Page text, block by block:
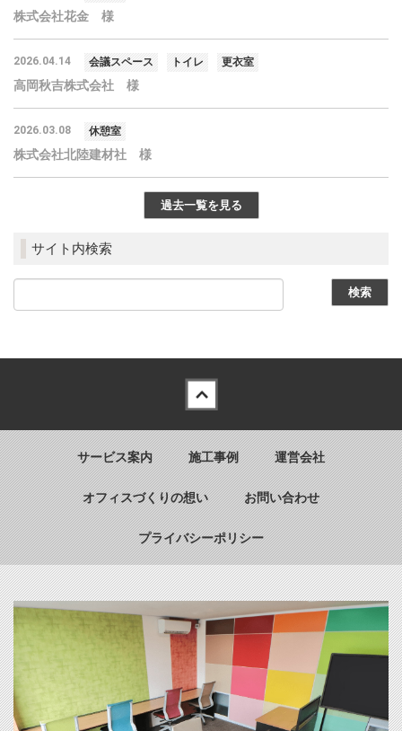
株式会社花金 様
2026.04.14 会議スペース トイレ 更衣室
高岡秋吉株式会社 様
2026.03.08 休憩室
株式会社北陸建材社 様
過去一覧を見る
サイト内検索
サービス案内 施工事例 運営会社
オフィスづくりの想い お問い合わせ
プライバシーポリシー
Back to top